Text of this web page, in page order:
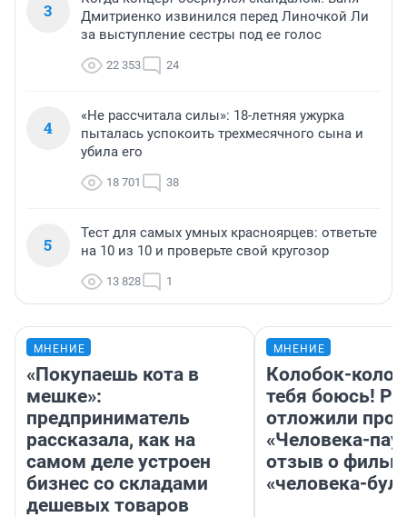
3
Дмитриенко извинился перед Линочкой Ли
за выступление сестры под ее голос
22 353 24
4
«Не рассчитала силы»: 18-летняя ужурка
пыталась успокоить трехмесячного сына и
убила его
18 701 38
5
Тест для самых умных красноярцев: ответьте
на 10 из 10 и проверьте свой кругозор
13 828 1
МНЕНИЕ
«Покупаешь кота в
мешке»:
предприниматель
рассказала, как на
самом деле устроен
бизнес со складами
дешевых товаров
МНЕНИЕ
Колобок-
тебя боюсь!
отложили
«Человека-
отзыв о
«человека-